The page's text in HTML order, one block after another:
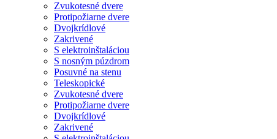
Zvukotesné dvere
Protipožiarne dvere
Dvojkrídlové
Zakrivené
S elektroinštaláciou
S nosným púzdrom
Posuvné na stenu
Teleskopické
Zvukotesné dvere
Protipožiarne dvere
Dvojkrídlové
Zakrivené